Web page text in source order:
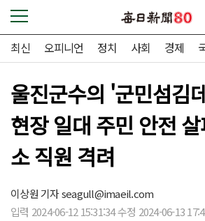
최신 오피니언 정치 사회 경제
울진군수의 '군민섬
현장 일대 주민 안전
소 직원 격려
이상원 기자seagull@imaeil.com
입력 2024-06-12 15:31:34 수정 2024-06-13